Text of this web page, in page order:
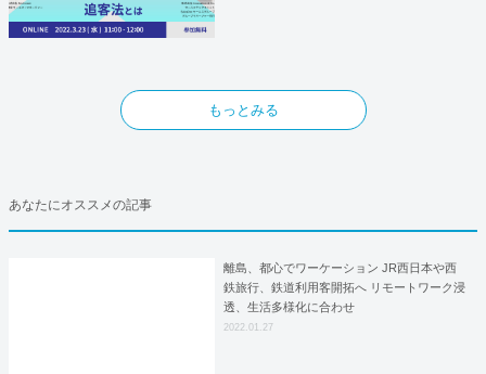
もっとみる
あなたにオススメの記事
離島、都心でワーケーション JR西日本や西
鉄旅行、鉄道利用客開拓へ リモートワーク浸
透、生活多様化に合わせ
2022.01.27